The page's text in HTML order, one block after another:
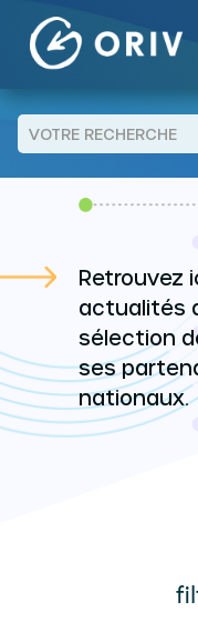
Aller au contenu
Retrouvez
actualités
sélection
ses
nationaux.
Panneau de gestion